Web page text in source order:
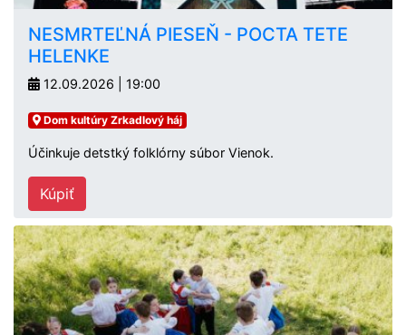
NESMRTEĽNÁ PIESEŇ - POCTA TETE
HELENKE
12.09.2026 | 19:00
Dom kultúry Zrkadlový háj
Účinkuje detstký folklórny súbor Vienok.
Kúpiť